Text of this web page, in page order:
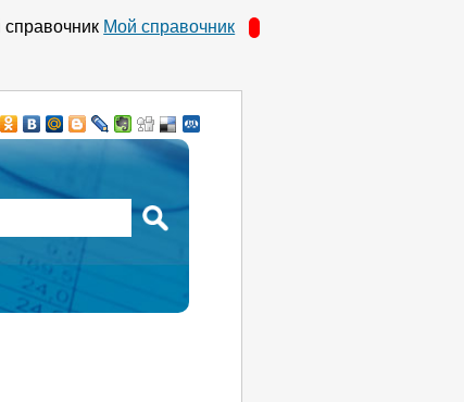
Мой справочник